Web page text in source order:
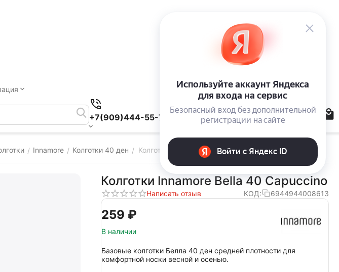
+7(909)444-55-78
/ Innamore / Колготки 40 ден / Колготки Innamore Bella 40 Capuccino
Колготки Innamore Bella 40 Capuccino
Написать отзыв КОД: 6944944008613
‍259‍ ₽
В наличии
Базовые колготки Белла 40 ден средней плотности для
комфортной носки весной и осенью.